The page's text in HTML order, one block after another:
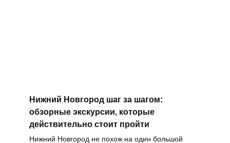
Нижний Новгород шаг за шагом:
обзорные экскурсии, которые
действительно стоит пройти
Нижний Новгород не похож на один большой